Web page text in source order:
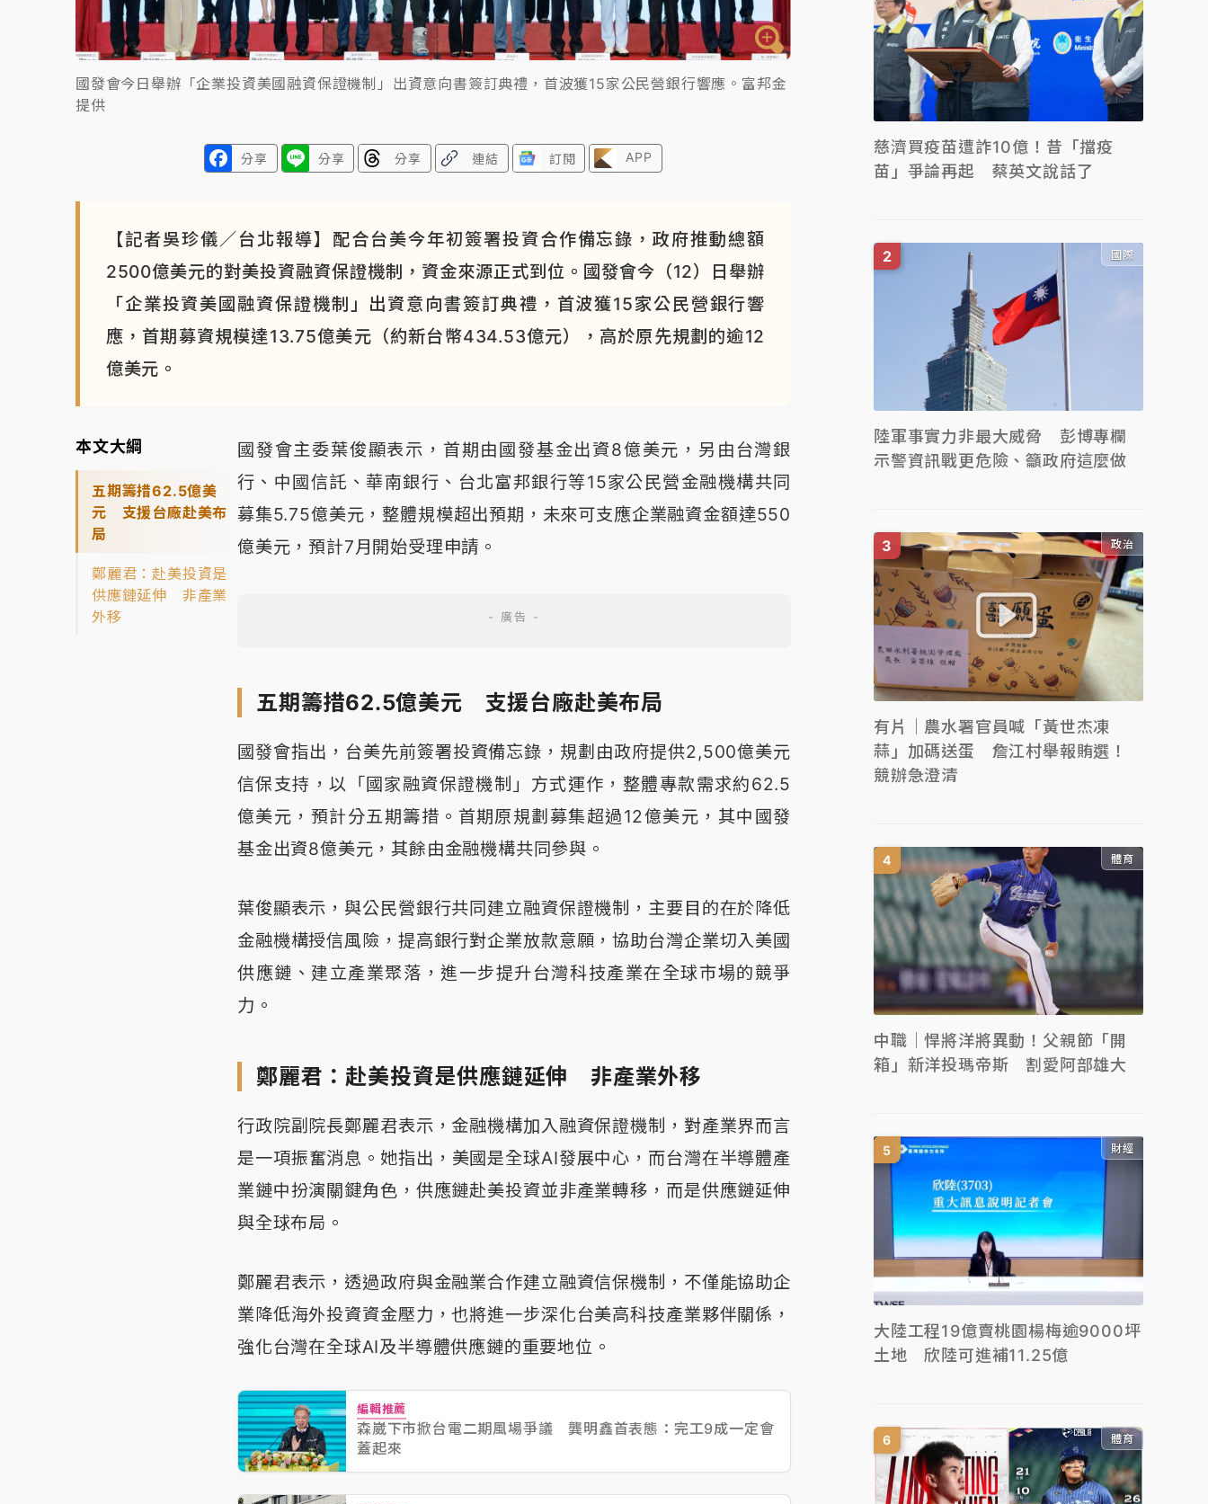
國發會今日舉辦「企業投資美國融資保證機制」出資意向書簽訂典禮，首波獲15家公民營銀行響應。富邦金
提供
分享 分享 分享 連結 訂閱 APP
【記者吳珍儀／台北報導】配合台美今年初簽署投資合作備忘錄，政府推動總額
2500億美元的對美投資融資保證機制，資金來源正式到位。國發會今（12）日舉辦
「企業投資美國融資保證機制」出資意向書簽訂典禮，首波獲15家公民營銀行響
應，首期募資規模達13.75億美元（約新台幣434.53億元），高於原先規劃的逾12
億美元。
本文大綱
五期籌措62.5億美
元 支援台廠赴美布
局
鄭麗君：赴美投資是
供應鏈延伸 非產業
外移
國發會主委葉俊顯表示，首期由國發基金出資8億美元，另由台灣銀
行、中國信託、華南銀行、台北富邦銀行等15家公民營金融機構共同
募集5.75億美元，整體規模超出預期，未來可支應企業融資金額達550
億美元，預計7月開始受理申請。
五期籌措62.5億美元 支援台廠赴美布局
國發會指出，台美先前簽署投資備忘錄，規劃由政府提供2,500億美元
信保支持，以「國家融資保證機制」方式運作，整體專款需求約62.5
億美元，預計分五期籌措。首期原規劃募集超過12億美元，其中國發
基金出資8億美元，其餘由金融機構共同參與。
葉俊顯表示，與公民營銀行共同建立融資保證機制，主要目的在於降低
金融機構授信風險，提高銀行對企業放款意願，協助台灣企業切入美國
供應鏈、建立產業聚落，進一步提升台灣科技產業在全球市場的競爭
力。
鄭麗君：赴美投資是供應鏈延伸 非產業外移
行政院副院長鄭麗君表示，金融機構加入融資保證機制，對產業界而言
是一項振奮消息。她指出，美國是全球AI發展中心，而台灣在半導體產
業鏈中扮演關鍵角色，供應鏈赴美投資並非產業轉移，而是供應鏈延伸
與全球布局。
鄭麗君表示，透過政府與金融業合作建立融資信保機制，不僅能協助企
業降低海外投資資金壓力，也將進一步深化台美高科技產業夥伴關係，
強化台灣在全球AI及半導體供應鏈的重要地位。
編輯推薦
森崴下市掀台電二期風場爭議 龔明鑫首表態：完工9成一定會
蓋起來
慈濟買疫苗遭詐10億！昔「擋疫
苗」爭論再起 蔡英文說話了
國際
陸軍事實力非最大威脅 彭博專欄
示警資訊戰更危險、籲政府這麼做
政治
有片｜農水署官員喊「黃世杰凍
蒜」加碼送蛋 詹江村舉報賄選！
競辦急澄清
體育
中職｜悍將洋將異動！父親節「開
箱」新洋投瑪帝斯 割愛阿部雄大
財經
大陸工程19億賣桃園楊梅逾9000坪
土地 欣陸可進補11.25億
體育